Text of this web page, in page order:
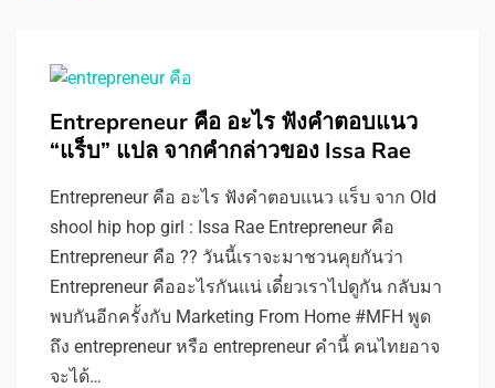
Entrepreneur คือ อะไร ฟังคำตอบแนว
“แร็บ” แปล จากคำกล่าวของ Issa Rae
Entrepreneur คือ อะไร ฟังคำตอบแนว แร็บ จาก Old
shool hip hop girl : Issa Rae Entrepreneur คือ
Entrepreneur คือ ?? วันนี้เราจะมาชวนคุยกันว่า
Entrepreneur คืออะไรกันแน่ เดี๋ยวเราไปดูกัน กลับมา
พบกันอีกครั้งกับ Marketing From Home #MFH พูด
ถึง entrepreneur หรือ entrepreneur คำนี้ คนไทยอาจ
จะได้…